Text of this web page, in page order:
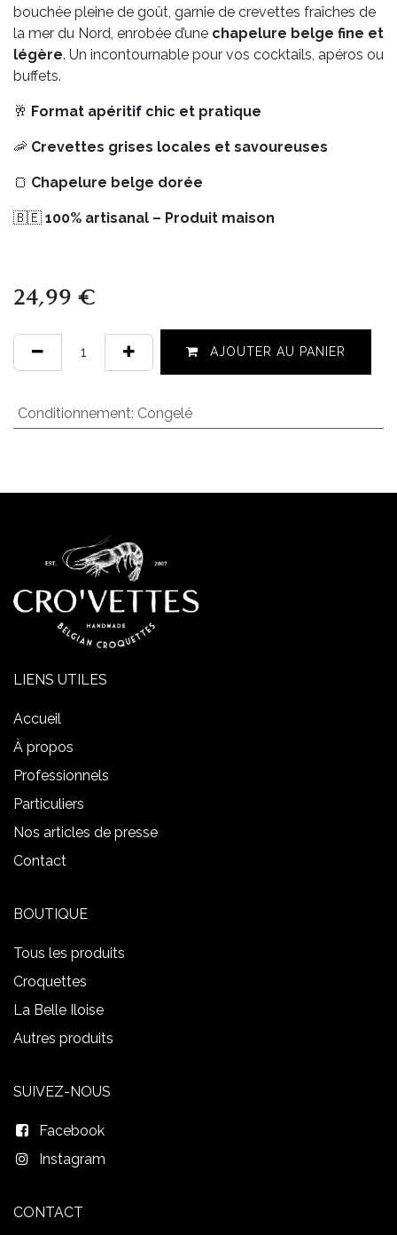
bouchée pleine de goût, garnie de crevettes fraîches de
la mer du Nord, enrobée d’une chapelure belge fine et
légère. Un incontournable pour vos cocktails, apéros ou
buffets.
🥂 Format apéritif chic et pratique
🦐 Crevettes grises locales et savoureuses
🍞 Chapelure belge dorée
🇧🇪 100% artisanal – Produit maison
24,99 €
AJOUTER AU PANIER
Conditionnement: Congelé
LIENS UTILES
Accueil
À propos
Professionnels
Particuliers
Nos articles de presse
Contact
BOUTIQUE
Tous les produits
Croquettes
La Belle Iloise
Autres produits
SUIVEZ-NOUS
Facebook
Instagram
CONTACT